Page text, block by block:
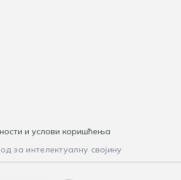
и услови коришћења
за интелектуалну својину